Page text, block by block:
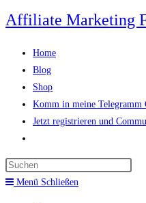
Zum
Inhalt
springen
Affiliate Marketing
Home
Blog
Shop
Komm in meine Telegramm
Jetzt registrieren und
umschalten
Menü Schließen